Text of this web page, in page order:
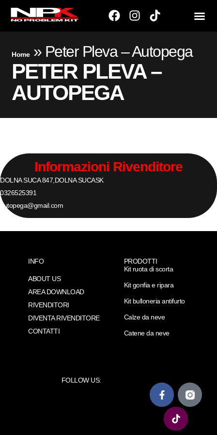
Home» Peter Pleva – Autopega
PETER PLEVA –
AUTOPEGA
Informazioni Rivenditore
DOLNA SUCA 847, DOLNA SUCASK
0326525391
autopega@gmail.com
INFO
ABOUT US
AREA DOWNLOAD
RIVENDITORI
DIVENTA RIVENDITORE
CONTATTI
PRODOTTI
Kit ruota di scorta
Kit gonfia e ripara
Kit bulloneria antifurto
Calze da neve
Catene da neve
FOLLOW US: